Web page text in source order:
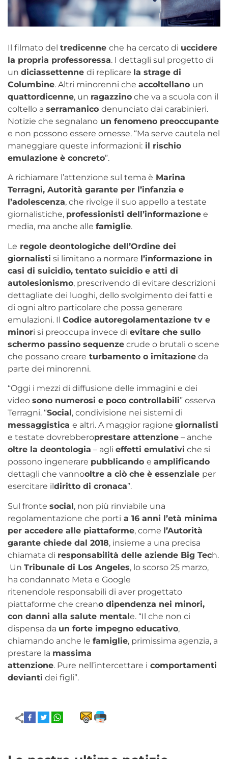
Il filmato del tredicenne che ha cercato di uccidere
la propria professoressa. I dettagli sul progetto di
un diciassettenne di replicare la strage di
Columbine. Altri minorenni che accoltellano un
quattordicenne, un ragazzino che va a scuola con il
coltello a serramanico denunciato dai carabinieri.
Notizie che segnalano un fenomeno preoccupante
e non possono essere omesse. “Ma serve cautela nel
maneggiare queste informazioni: il rischio
emulazione è concreto”.
A richiamare l’attenzione sul tema è Marina
Terragni, Autorità garante per l’infanzia e
l’adolescenza, che rivolge il suo appello a testate
giornalistiche, professionisti dell’informazione e
media, ma anche alle famiglie.
Le regole deontologiche dell’Ordine dei
giornalisti si limitano a normare l’informazione in
casi di suicidio, tentato suicidio e atti di
autolesionismo, prescrivendo di evitare descrizioni
dettagliate dei luoghi, dello svolgimento dei fatti e
di ogni altro particolare che possa generare
emulazioni. Il Codice autoregolamentazione tv e
minori si preoccupa invece di evitare che sullo
schermo passino sequenze crude o brutali o scene
che possano creare turbamento o imitazione da
parte dei minorenni.
“Oggi i mezzi di diffusione delle immagini e dei
video sono numerosi e poco controllabili” osserva
Terragni. “Social , condivisione nei sistemi di
messaggistica e altri. A maggior ragione giornalisti
e testate dovrebberoprestare attenzione – anche
oltre la deontologia – agli effetti emulativi che si
possono ingenerare pubblicando e amplificando
dettagli che vannooltre a ciò che è essenziale per
esercitare il diritto di cronaca”.
Sul fronte social, non più rinviabile una
regolamentazione che porti a 16 anni l’età minima
per accedere alle piattaforme, come l’Autorità
garante chiede dal 2018, insieme a una precisa
chiamata di responsabilità delle aziende Big Tech.
Un Tribunale di Los Angeles, lo scorso 25 marzo,
ha condannato Meta e Google
ritenendole responsabili di aver progettato
piattaforme che creano dipendenza nei minori,
con danni alla salute mentale. “Il che non ci
dispensa da un forte impegno educativo,
chiamando anche le famiglie, primissima agenzia, a
prestare la massima
attenzione. Pure nell’intercettare i comportamenti
devianti dei figli”.